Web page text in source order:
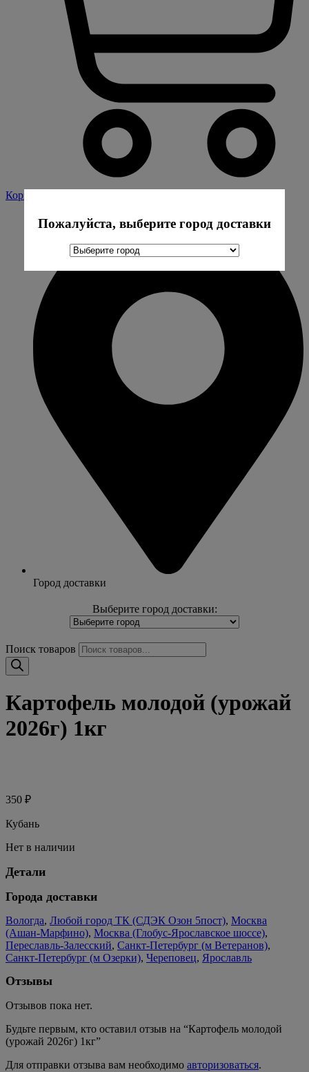
Корзина
Город доставки
Выберите город доставки:
Поиск товаров
Картофель молодой (урожай
2026г) 1кг
350 ₽
Кубань
Нет в наличии
Детали
Города доставки
Вологда, Любой город ТК (СДЭК Озон 5пост), Москва
(Ашан-Марфино), Москва (Глобус-Ярославское шоссе),
Переславль-Залесский, Санкт-Петербург (м Ветеранов),
Санкт-Петербург (м Озерки), Череповец, Ярославль
Отзывы
Отзывов пока нет.
Будьте первым, кто оставил отзыв на “Картофель молодой
(урожай 2026г) 1кг”
Для отправки отзыва вам необходимо авторизоваться.
Пожалуйста, выберите город доставки